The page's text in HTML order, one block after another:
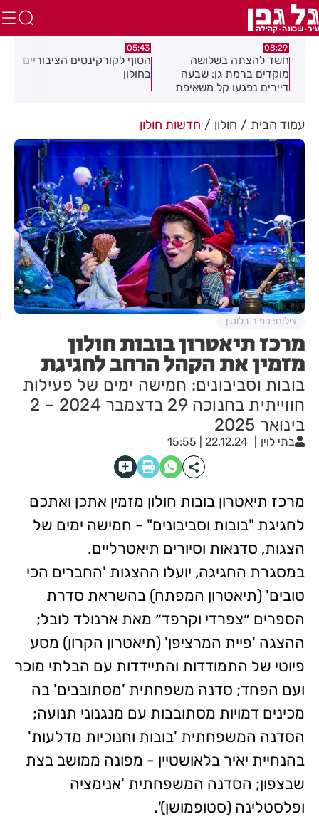
08:29
חשד להצתה בשלושה
מוקדים ברמת גן: שבעה
דיירים נפגעו קל משאיפת
05:43
הסוף לקורקינטים הציבוריים
בחולון
עמוד הבית חולון חדשות חולון
מרכז תיאטרון בובות חולון
מזמין את הקהל הרחב לחגיגת
בובות וסביבונים: חמישה ימים של פעילות
חווייתית בחנוכה 29 בדצמבר 2024 – 2
בינואר 2025
בתי לוין 22.12.24 | 15:55
צילום: כפיר בלוטין
מרכז תיאטרון בובות חולון מזמין אתכן ואתכם
לחגיגת "בובות וסביבונים" - חמישה ימים של
הצגות, סדנאות וסיורים תיאטרליים.
במסגרת החגיגה, יועלו ההצגות 'החברים הכי
טובים' (תיאטרון המפתח) בהשראת סדרת
הספרים ״צפרדי וקרפד״ מאת ארנולד לובל;
ההצגה 'פיית המרציפן' (תיאטרון הקרון) מסע
פיוטי של התמודדות והתיידדות עם הבלתי מוכר
ועם הפחד; סדנה משפחתית 'מסתובבים' בה
מכינים דמויות מסתובבות עם מנגנוני תנועה;
הסדנה המשפחתית 'בובות וחנוכיות מדלעות'
בהנחיית יאיר בלאושטיין - מפונה ממושב בצת
שבצפון; הסדנה המשפחתית 'אנימציה
ופלסטלינה (סטופמושן)'.